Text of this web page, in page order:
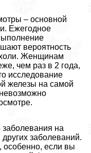
– основной
Ежегодное
вероятность
Женщинам
чем раз в 2 года,
исследование
железы на самой
заболевания на
заболеваний.
если вы